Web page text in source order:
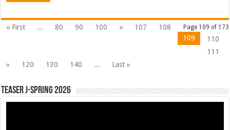
Page 109 of 173
« First ... 80 90 100 « 107
108
109
110
111
»
120 130 140 ... Last »
Teaser J-Spring 2026